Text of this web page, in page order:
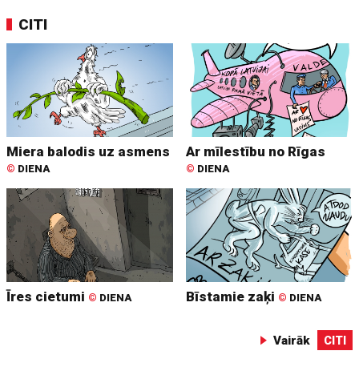
CITI
Miera balodis uz asmens
© DIENA
Ar mīlestību no Rīgas
© DIENA
Īres cietumi © DIENA Bīstamie zaķi © DIENA
Vairāk CITI